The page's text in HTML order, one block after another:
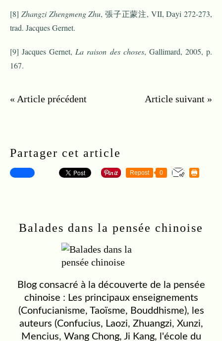
[8] Zhangzi Zhengmeng Zhu, 張子正蒙注, VII, Dayi 272-273,
trad. Jacques Gernet.
[9] Jacques Gernet, La raison des choses, Gallimard, 2005, p.
167.
« Article précédent Article suivant »
Partager cet article
Repost 0
Balades dans la pensée chinoise
Blog consacré à la découverte de la pensée
chinoise : Les principaux enseignements
(Confucianisme, Taoïsme, Bouddhisme), les
auteurs (Confucius, Laozi, Zhuangzi, Xunzi,
Mencius, Wang Chong, Ji Kang, l'école du